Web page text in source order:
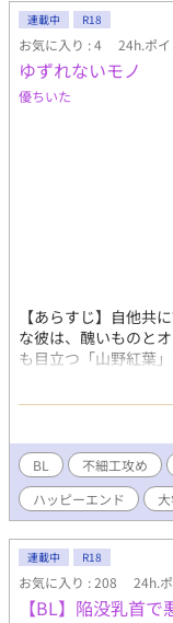
連載中 R18
お気に入り : 4 24h.ポ
ゆずれないモノ
優ちいた
【あらすじ】自他共
な彼は、醜いものと
も目立つ「山野紅葉
けていた。 だがそん
れ、その一部始終を
身体の関係を強要さ
ば、もう僕に関わら
―――！？ ■この作品
ノ」をコミカライズ
ぞ！
BL 不細工攻め
ハッピーエンド
連載中 R18
お気に入り : 208 24h.
【BL】陥没乳首で